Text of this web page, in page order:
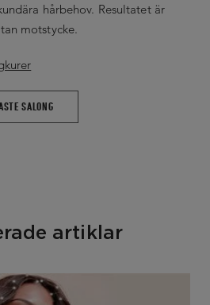
hårbehov. Resultatet är
motstycke.
SALONG
artiklar